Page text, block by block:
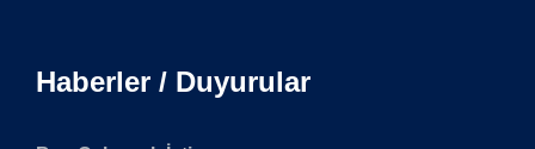
Haberler / Duyurular